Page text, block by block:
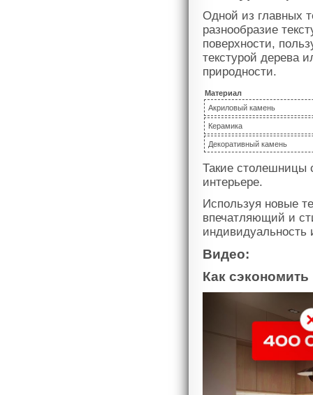
Одной из главных
разнообразие
поверхности,
текстурой дерева
природности.
Материал
Акриловый камень
Керамика
Декоративный камень
Такие столешницы
интерьере.
Используя новые
впечатляющий и
индивидуальность
Видео:
Как